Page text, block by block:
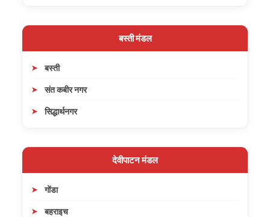
बस्ती मंडल
बस्ती
संत कबीर नगर
सिद्धार्थनगर
देवीपाटन मंडल
गोंडा
बहराइच